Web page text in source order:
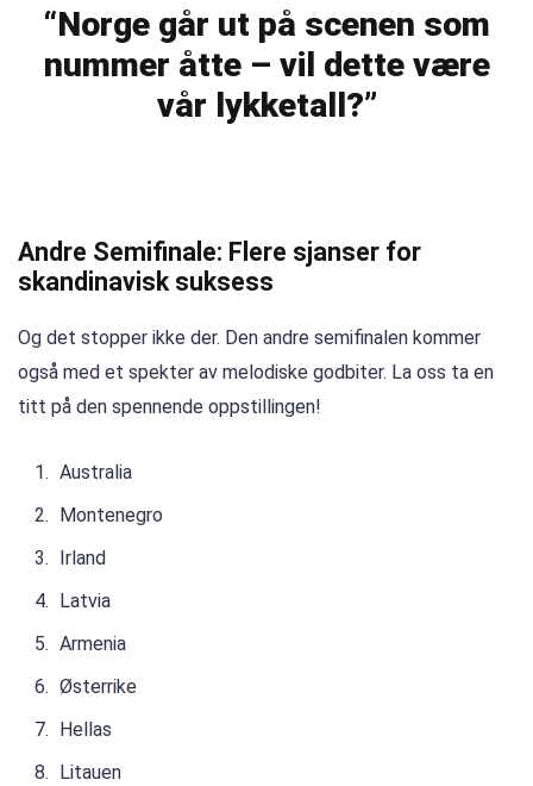
“Norge går ut på scenen som
nummer åtte – vil dette være
vår lykketall?”
Andre Semifinale: Flere sjanser for
skandinavisk suksess
Og det stopper ikke der. Den andre semifinalen kommer
også med et spekter av melodiske godbiter. La oss ta en
titt på den spennende oppstillingen!
Australia
Montenegro
Irland
Latvia
Armenia
Østerrike
Hellas
Litauen